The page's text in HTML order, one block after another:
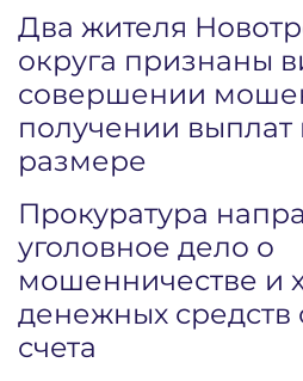
Два жителя
округа признаны
совершении
получении выплат
размере
Прокуратура
уголовное дело о
мошенничестве и
денежных средств
счета